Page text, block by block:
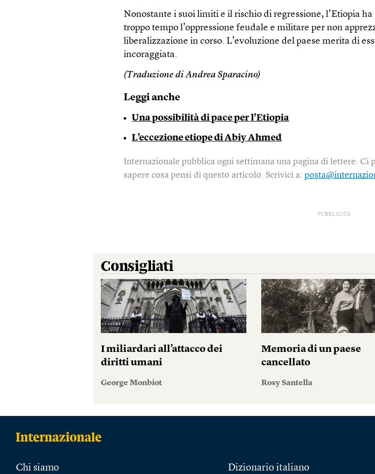
Nonostante i suoi limiti e il rischio di regressione, l’Etiopia ha
troppo tempo l’oppressione feudale e militare per non
liberalizzazione in corso. L’evoluzione del paese merita di
incoraggiata.
(Traduzione di Andrea Sparacino)
Leggi anche
Una possibilità di pace per l’Etiopia
L’eccezione etiope di Abiy Ahmed
Internazionale pubblica ogni settimana una pagina di lettere. Ci
sapere cosa pensi di questo articolo. Scrivici a:
PUBBLICITÀ
Consigliati
I miliardari all’attacco dei
diritti umani
George Monbiot
Memoria di un paese
cancellato
Rosy Santella
Chi siamo Dizionario italiano